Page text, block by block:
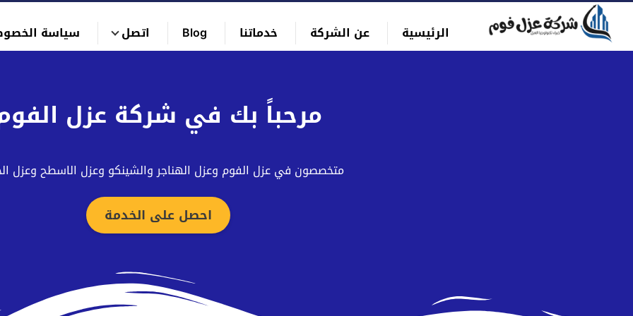
التجاوز
المحتوى
الرئيسية عن الشركة خدماتنا Blog اتصل سياسة
مرحباً بك في شركة عزل
متخصصون في عزل الفوم وعزل الهناجر والشينكو وعزل الاسطح وعزل
احصل على الخدمة